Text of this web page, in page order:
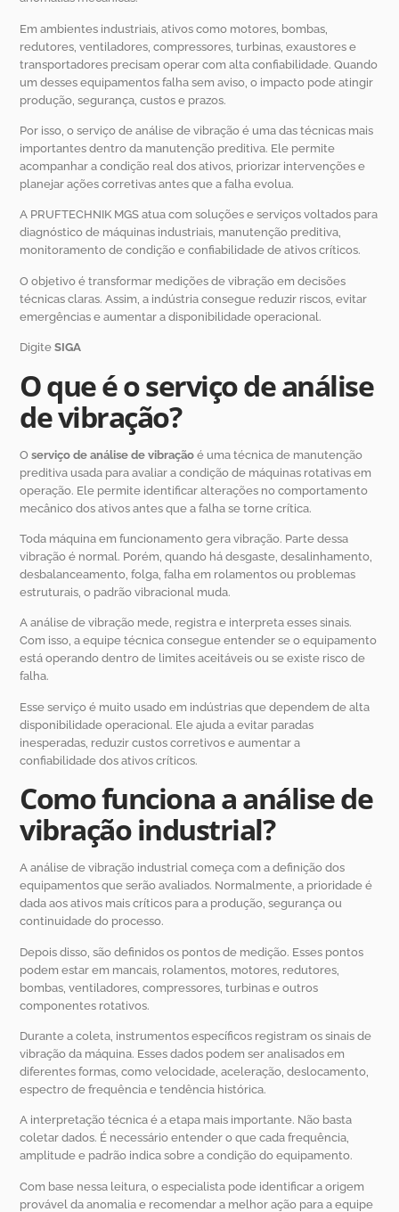
Em ambientes industriais, ativos como motores, bombas,
redutores, ventiladores, compressores, turbinas, exaustores e
transportadores precisam operar com alta confiabilidade. Quando
um desses equipamentos falha sem aviso, o impacto pode atingir
produção, segurança, custos e prazos.
Por isso, o serviço de análise de vibração é uma das técnicas mais
importantes dentro da manutenção preditiva. Ele permite
acompanhar a condição real dos ativos, priorizar intervenções e
planejar ações corretivas antes que a falha evolua.
A PRUFTECHNIK MGS atua com soluções e serviços voltados para
diagnóstico de máquinas industriais, manutenção preditiva,
monitoramento de condição e confiabilidade de ativos críticos.
O objetivo é transformar medições de vibração em decisões
técnicas claras. Assim, a indústria consegue reduzir riscos, evitar
emergências e aumentar a disponibilidade operacional.
DigiteSIGA
O que é o serviço de análise
de vibração?
Oserviço de análise de vibração é uma técnica de manutenção
preditiva usada para avaliar a condição de máquinas rotativas em
operação. Ele permite identificar alterações no comportamento
mecânico dos ativos antes que a falha se torne crítica.
Toda máquina em funcionamento gera vibração. Parte dessa
vibração é normal. Porém, quando há desgaste, desalinhamento,
desbalanceamento, folga, falha em rolamentos ou problemas
estruturais, o padrão vibracional muda.
A análise de vibração mede, registra e interpreta esses sinais.
Com isso, a equipe técnica consegue entender se o equipamento
está operando dentro de limites aceitáveis ou se existe risco de
falha.
Esse serviço é muito usado em indústrias que dependem de alta
disponibilidade operacional. Ele ajuda a evitar paradas
inesperadas, reduzir custos corretivos e aumentar a
confiabilidade dos ativos críticos.
Como funciona a análise de
vibração industrial?
A análise de vibração industrial começa com a definição dos
equipamentos que serão avaliados. Normalmente, a prioridade é
dada aos ativos mais críticos para a produção, segurança ou
continuidade do processo.
Depois disso, são definidos os pontos de medição. Esses pontos
podem estar em mancais, rolamentos, motores, redutores,
bombas, ventiladores, compressores, turbinas e outros
componentes rotativos.
Durante a coleta, instrumentos específicos registram os sinais de
vibração da máquina. Esses dados podem ser analisados em
diferentes formas, como velocidade, aceleração, deslocamento,
espectro de frequência e tendência histórica.
A interpretação técnica é a etapa mais importante. Não basta
coletar dados. É necessário entender o que cada frequência,
amplitude e padrão indica sobre a condição do equipamento.
Com base nessa leitura, o especialista pode identificar a origem
provável da anomalia e recomendar a melhor ação para a equipe